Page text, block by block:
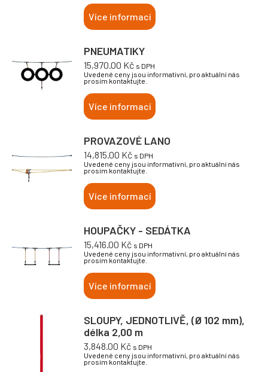
Více informací
PNEUMATIKY
15,970.00 Kč s DPH
Uvedené ceny jsou informativní, pro aktuální nás
prosím kontaktujte.
Více informací
PROVAZOVÉ LANO
14,815.00 Kč s DPH
Uvedené ceny jsou informativní, pro aktuální nás
prosím kontaktujte.
Více informací
HOUPAČKY - SEDÁTKA
15,416.00 Kč s DPH
Uvedené ceny jsou informativní, pro aktuální nás
prosím kontaktujte.
Více informací
SLOUPY, JEDNOTLIVĚ, (Ø 102 mm),
délka 2,00 m
3,848.00 Kč s DPH
Uvedené ceny jsou informativní, pro aktuální nás
prosím kontaktujte.